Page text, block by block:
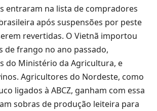
entraram na lista de compradores
após suspensões por peste
revertidas. O Vietnã importou
de frango no ano passado,
do Ministério da Agricultura, e
Agricultores do Nordeste, como
ligados à ABCZ, ganham com essa
sobras de produção leiteira para